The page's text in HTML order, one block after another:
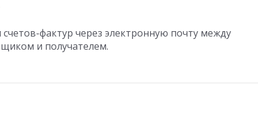
фактур через электронную почту между
и получателем.